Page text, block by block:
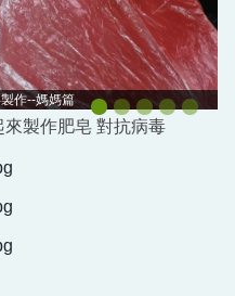
作--媽媽篇
製作肥皂 對抗病毒